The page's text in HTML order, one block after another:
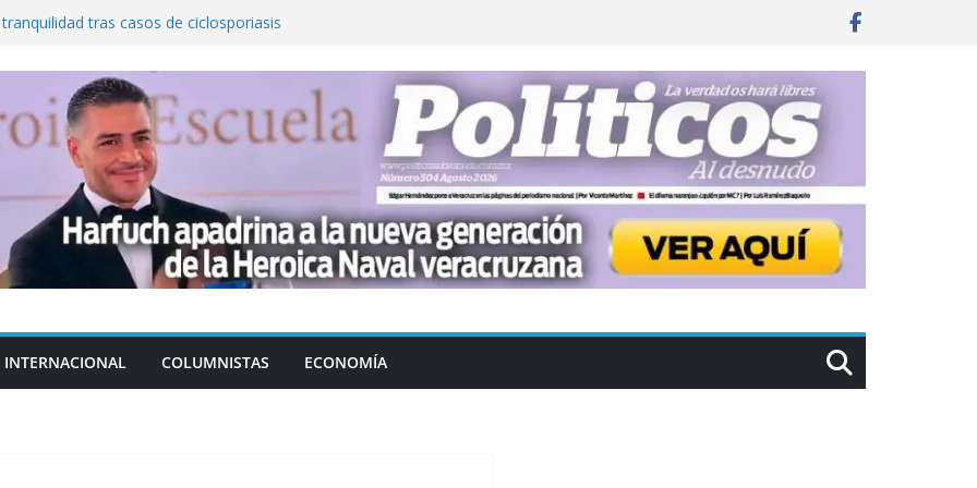
tras casos de ciclosporiasis
contra diputado del PT! Lo acusa de
el poder en Colombia y promete una
el narcoterrorismo
de vínculos con México:
INTERNACIONAL COLUMNISTAS ECONOMÍA